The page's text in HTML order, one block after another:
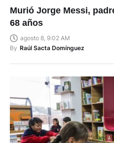
Murió Jorge Messi,
68 años
agosto 8, 9:02 AM
By Raúl Sacta Domínguez